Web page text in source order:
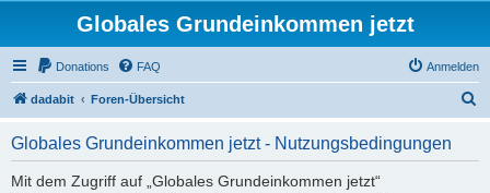
Globales Grundeinkommen jetzt
Donations FAQ Anmelden
dadabit Foren-Übersicht
Globales Grundeinkommen jetzt - Nutzungsbedingungen
Mit dem Zugriff auf „Globales Grundeinkommen jetzt“